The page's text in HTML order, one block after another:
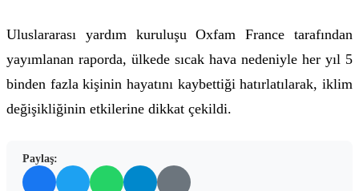
Uluslararası yardım kuruluşu Oxfam France tarafından
yayımlanan raporda, ülkede sıcak hava nedeniyle her yıl 5
binden fazla kişinin hayatını kaybettiği hatırlatılarak, iklim
değişikliğinin etkilerine dikkat çekildi.
Paylaş: